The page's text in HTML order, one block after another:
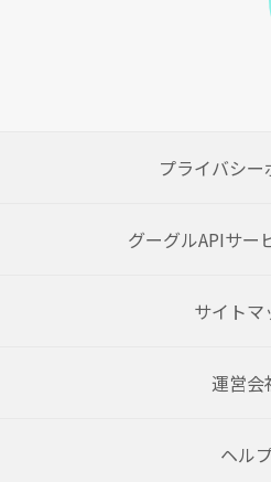
プライバシー
グーグルAPIサー
サイトマ
運営会
ヘル